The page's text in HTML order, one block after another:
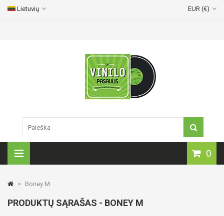
EUR (€)
Lietuvių
0
> Boney M
PRODUKTŲ SĄRAŠAS - BONEY M